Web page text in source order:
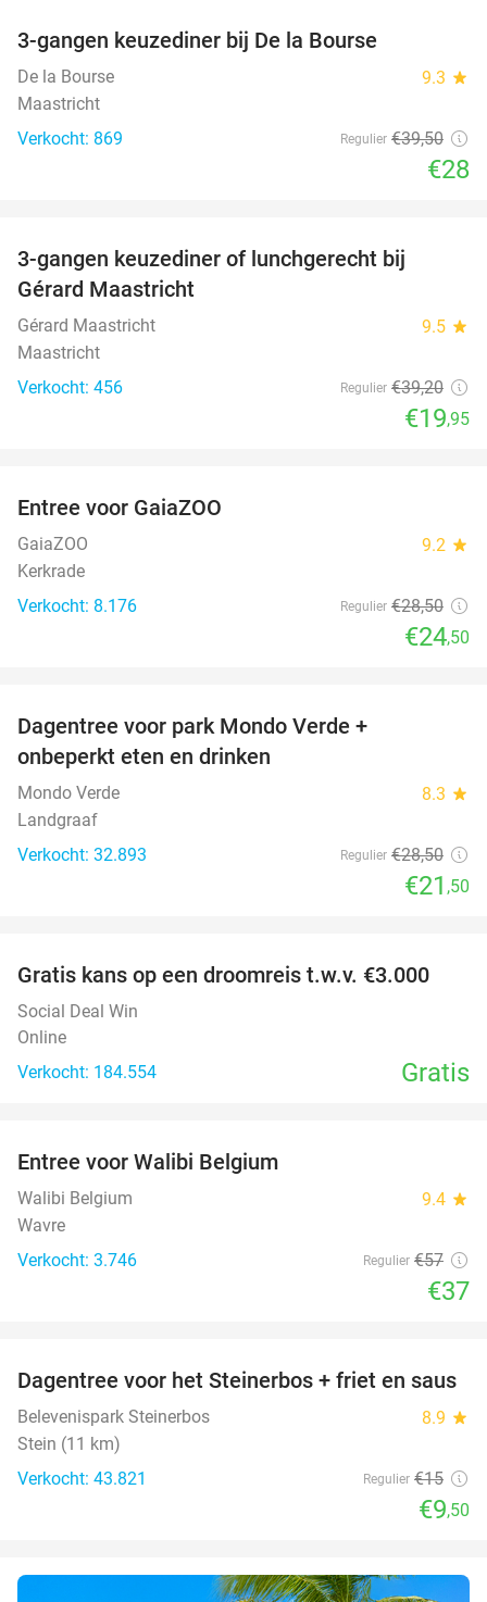
3-gangen keuzediner bij De la Bourse
De la Bourse 9.3 star
Maastricht
Verkocht: 869
Regulier €39,50
€28
3-gangen keuzediner of lunchgerecht bij
Gérard Maastricht
Gérard Maastricht 9.5 star
Maastricht
Verkocht: 456
Regulier €39,20
€19,95
Entree voor GaiaZOO
GaiaZOO 9.2 star
Kerkrade
Verkocht: 8.176
Regulier €28,50
€24,50
Dagentree voor park Mondo Verde +
onbeperkt eten en drinken
Mondo Verde 8.3 star
Landgraaf
Verkocht: 32.893
Regulier €28,50
€21 ,50
Gratis kans op een droomreis t.w.v. €3.000
Social Deal Win
Online
Verkocht: 184.554
Gratis
Entree voor Walibi Belgium
Walibi Belgium 9.4 star
Wavre
Verkocht: 3.746
Regulier €57
€37
37%
Dagentree voor het Steinerbos + friet en saus
Belevenispark Steinerbos 8.9 star
Stein (11 km)
Verkocht: 43.821
Regulier €15
€9,50